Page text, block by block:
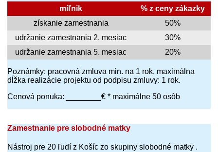
míľnik
% z ceny zákazky
získanie zamestnania
50%
udržanie zamestnania 2. mesiac
30%
udržanie zamestnania 5. mesiac
20%
Poznámky: pracovná zmluva min. na 1 rok, maximálna
dĺžka realizácie projektu od podpisu zmluvy: 1 rok.
Cenová ponuka: ________€ * maximálne 50 osôb
Zamestnanie pre slobodné matky
Nástroj pre 20 ľudí z Košíc zo skupiny slobodné matky .